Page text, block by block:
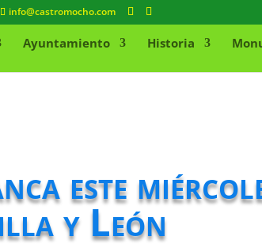
info@castromocho.com
Ayuntamiento Historia
este
y León